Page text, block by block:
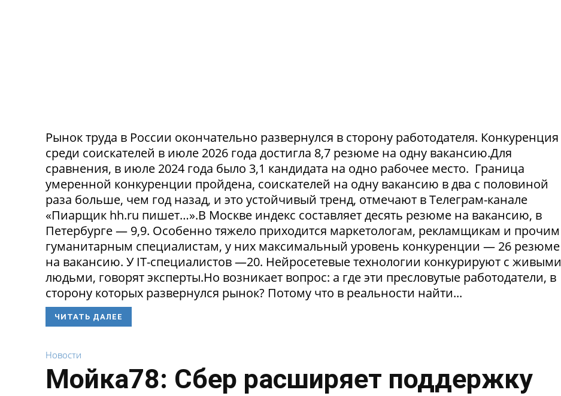
Рынок труда в России окончательно развернулся в сторону работодателя. Конкуренция
среди соискателей в июле 2026 года достигла 8,7 резюме на одну вакансию.Для
сравнения, в июле 2024 года было 3,1 кандидата на одно рабочее место. Граница
умеренной конкуренции пройдена, соискателей на одну вакансию в два с половиной
раза больше, чем год назад, и это устойчивый тренд, отмечают в Телеграм-канале
«Пиарщик hh.ru пишет…».В Москве индекс составляет десять резюме на вакансию, в
Петербурге — 9,9. Особенно тяжело приходится маркетологам, рекламщикам и прочим
гуманитарным специалистам, у них максимальный уровень конкуренции — 26 резюме
на вакансию. У IT-специалистов —20. Нейросетевые технологии конкурируют с живыми
людьми, говорят эксперты.Но возникает вопрос: а где эти пресловутые работодатели, в
сторону которых развернулся рынок? Потому что в реальности найти...
ЧИТАТЬ ДАЛЕЕ
Новости
Мойка78: Сбер расширяет поддержку